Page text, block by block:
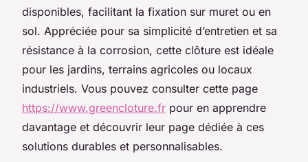
disponibles, facilitant la fixation sur muret ou en
sol. Appréciée pour sa simplicité d’entretien et sa
résistance à la corrosion, cette clôture est idéale
pour les jardins, terrains agricoles ou locaux
industriels. Vous pouvez consulter cette page
https://www.greencloture.fr pour en apprendre
davantage et découvrir leur page dédiée à ces
solutions durables et personnalisables.